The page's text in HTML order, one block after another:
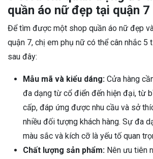
quần áo nữ đẹp tại quận 7
Để tìm được một shop quần áo nữ đẹp
quận 7, chị em phụ nữ có thể cân nhắc 5
sau đây:
Mẫu mã và kiểu dáng: Cửa hàng
đa dạng từ cổ điển đến hiện đại, từ
cấp, đáp ứng được nhu cầu và sở
nhiều đối tượng khách hàng. Sự đa
màu sắc và kích cỡ là yếu tố quan
Chất lượng sản phẩm: Nên ưu tiên